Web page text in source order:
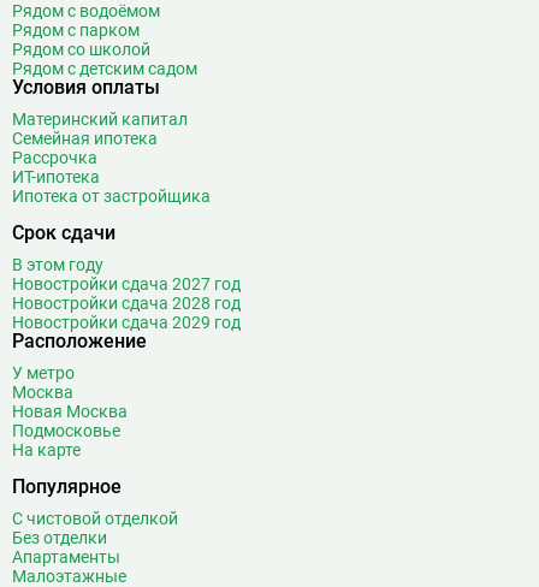
Рядом с водоёмом
Рядом с парком
Рядом со школой
Рядом с детским садом
Условия оплаты
Материнский капитал
Семейная ипотека
Рассрочка
ИТ-ипотека
Ипотека от застройщика
Срок сдачи
В этом году
Новостройки сдача 2027 год
Новостройки сдача 2028 год
Новостройки сдача 2029 год
Расположение
У метро
Москва
Новая Москва
Подмосковье
На карте
Популярное
С чистовой отделкой
Без отделки
Апартаменты
Малоэтажные